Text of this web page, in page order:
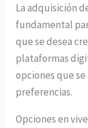
La adquisición
fundamental
que se desea
plataformas
opciones que
preferencias.
Opciones en